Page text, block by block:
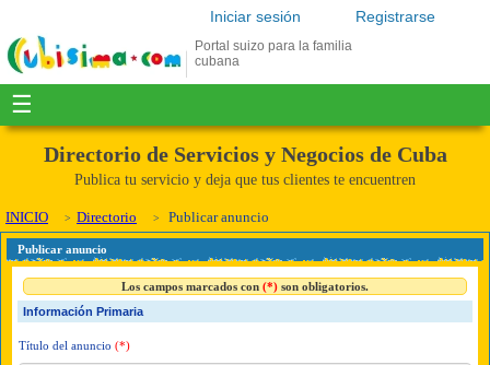
Registrarse
Iniciar sesión
Portal suizo para la familia
cubana
☰
Directorio de Servicios y Negocios de Cuba
Publica tu servicio y deja que tus clientes te encuentren
INICIO Directorio Publicar anuncio
Publicar anuncio
Los campos marcados con (*) son obligatorios.
Información Primaria
Título del anuncio (*)